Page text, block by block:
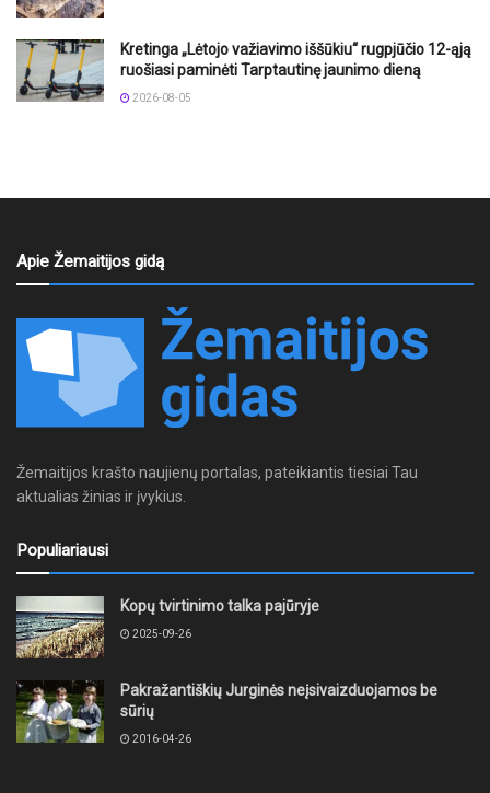
Kretinga „Lėtojo važiavimo iššūkiu“ rugpjūčio 12-ąją
ruošiasi paminėti Tarptautinę jaunimo dieną
2026-08-05
Apie Žemaitijos gidą
Žemaitijos krašto naujienų portalas, pateikiantis tiesiai Tau
aktualias žinias ir įvykius.
Populiariausi
Kopų tvirtinimo talka pajūryje
2025-09-26
Pakražantiškių Jurginės neįsivaizduojamos be
sūrių
2016-04-26